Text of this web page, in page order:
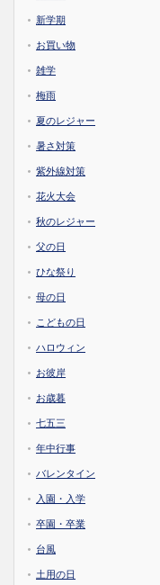
新学期
お買い物
雑学
梅雨
夏のレジャー
暑さ対策
紫外線対策
花火大会
秋のレジャー
父の日
ひな祭り
母の日
こどもの日
ハロウィン
お彼岸
お歳暮
七五三
年中行事
バレンタイン
入園・入学
卒園・卒業
台風
土用の日